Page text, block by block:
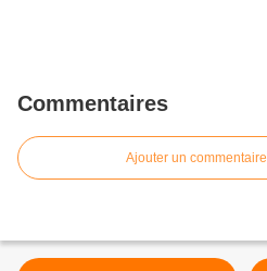
Commentaires
Ajouter un commentaire